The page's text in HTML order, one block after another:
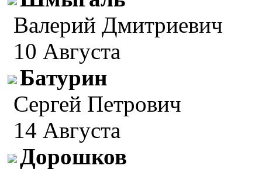
Валерий Дмитриевич
10 Августа
Батурин
Сергей Петрович
14 Августа
Дорошков